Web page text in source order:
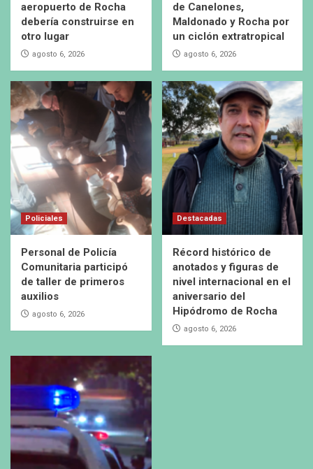
aeropuerto de Rocha
debería construirse en
otro lugar
agosto 6, 2026
de Canelones,
Maldonado y Rocha por
un ciclón extratropical
agosto 6, 2026
Policiales
Personal de Policía
Comunitaria participó
de taller de primeros
auxilios
agosto 6, 2026
Destacadas
Récord histórico de
anotados y figuras de
nivel internacional en el
aniversario del
Hipódromo de Rocha
agosto 6, 2026